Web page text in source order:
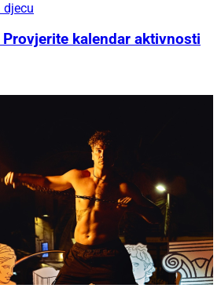
djecu
Provjerite kalendar aktivnosti